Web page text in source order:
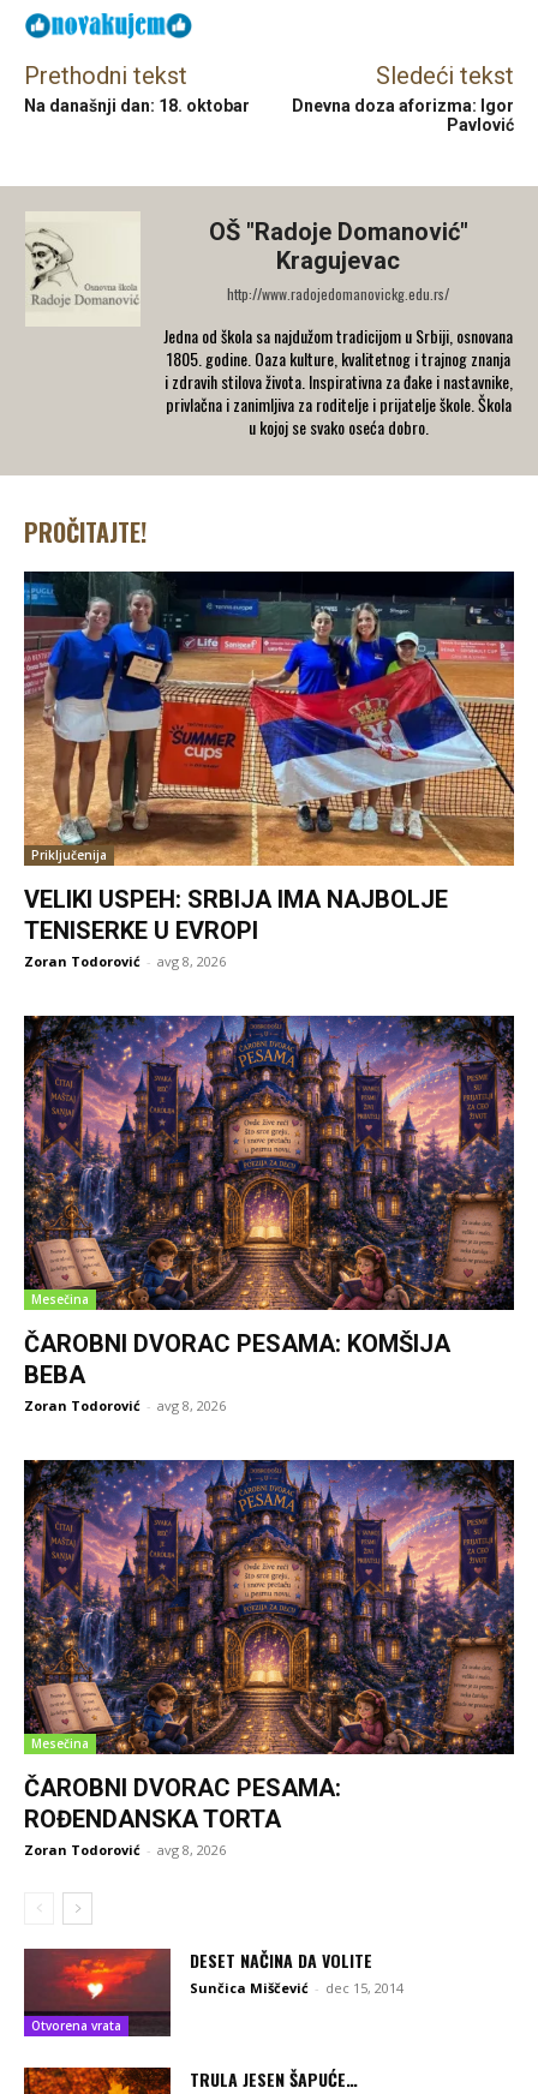
Prethodni tekst
Na današnji dan: 18. oktobar
Sledeći tekst
Dnevna doza aforizma: Igor
Pavlović
OŠ "Radoje Domanović"
Kragujevac
http://www.radojedomanovickg.edu.rs/
Jedna od škola sa najdužom tradicijom u Srbiji, osnovana
1805. godine. Oaza kulture, kvalitetnog i trajnog znanja
i zdravih stilova života. Inspirativna za đake i nastavnike,
privlačna i zanimljiva za roditelje i prijatelje škole. Škola
u kojoj se svako oseća dobro.
PROČITAJTE!
Priključenija
VELIKI USPEH: SRBIJA IMA NAJBOLJE
TENISERKE U EVROPI
Zoran Todorović - avg 8, 2026
Mesečina
ČAROBNI DVORAC PESAMA: KOMŠIJA
BEBA
Zoran Todorović - avg 8, 2026
Mesečina
ČAROBNI DVORAC PESAMA:
ROĐENDANSKA TORTA
Zoran Todorović - avg 8, 2026
Otvorena vrata
DESET NAČINA DA VOLITE
Sunčica Miščević - dec 15, 2014
TRULA JESEN ŠAPUĆE…